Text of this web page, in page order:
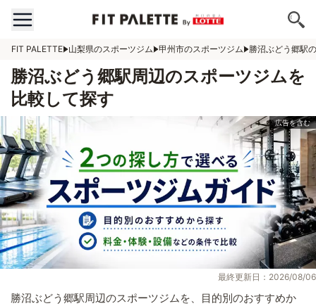
FIT PALETTE 山梨県のスポーツジム 甲州市のスポーツジム 勝沼ぶどう郷駅
勝沼ぶどう郷駅周辺のスポーツジムを
比較して探す
最終更新日：2026/08/06
勝沼ぶどう郷駅周辺のスポーツジムを、目的別のおすすめか